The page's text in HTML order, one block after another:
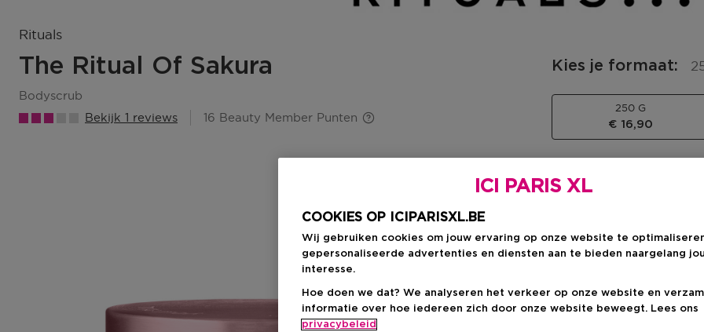
Rituals
The Ritual Of Sakura
bodyscrub
Bekijk 1 reviews
16 Beauty Member Punten
Kies je formaat:
250 G
€ 16,90
€ 16,90
Levering aan huis
ICI PARIS XL
COOKIES OP ICIPARISXL.BE
Wij gebruiken cookies om jouw ervaring op onze website te
gepersonaliseerde advertenties en diensten aan te bieden naargelang
interesse.
Hoe doen we dat? We analyseren het verkeer op onze website en
informatie over hoe iedereen zich door onze website beweegt. Lees ons
privacybeleid